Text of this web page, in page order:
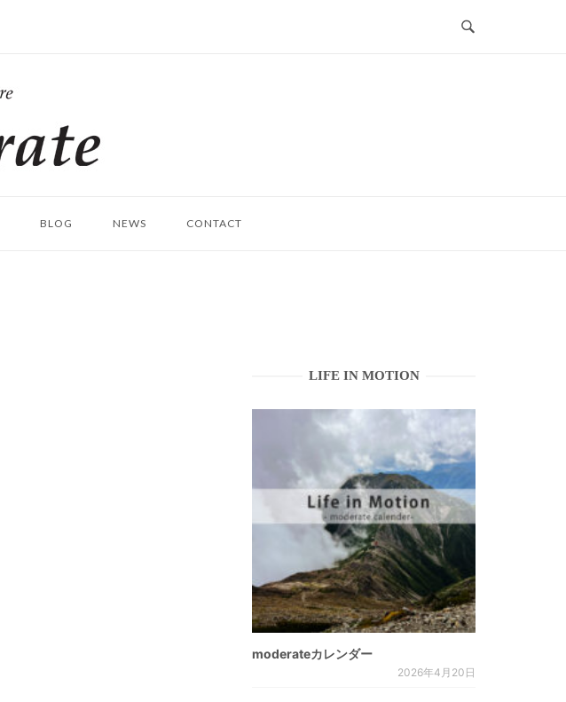
BLOG NEWS CONTACT
LIFE IN MOTION
moderateカレンダー
2026年4月20日